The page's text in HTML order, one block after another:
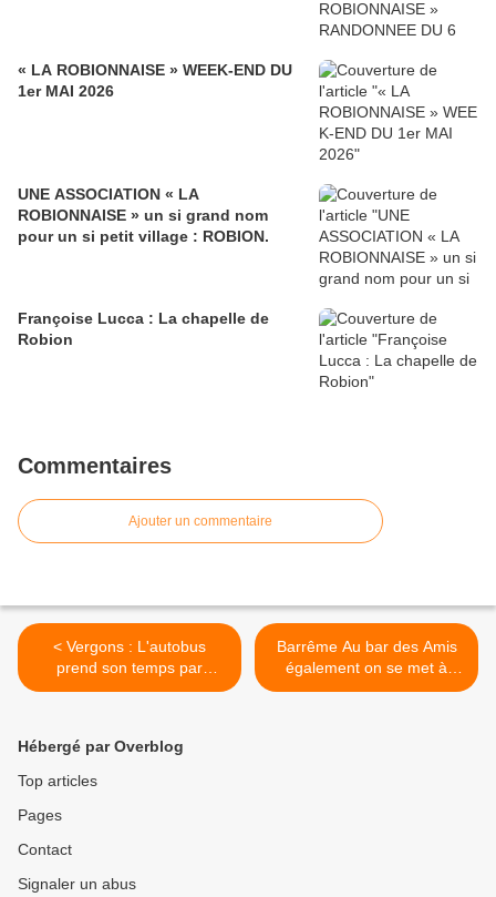
« LA ROBIONNAISE » WEEK-END DU
1er MAI 2026
UNE ASSOCIATION « LA
ROBIONNAISE » un si grand nom
pour un si petit village : ROBION.
Françoise Lucca : La chapelle de
Robion
Commentaires
Ajouter un commentaire
< Vergons : L'autobus
prend son temps par
Batistin
Barrême Au bar des Amis
également on se met à
l'informatique >
Hébergé par Overblog
Top articles
Pages
Contact
Signaler un abus